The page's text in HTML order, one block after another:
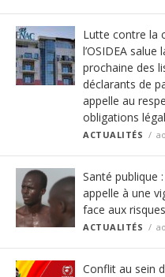
Lutte contre la
l’OSIDEA salue
prochaine des
déclarants de
appelle au
obligations
ACTUALITÉS
Santé publique
appelle à une
face aux
ACTUALITÉS
Conflit au sein